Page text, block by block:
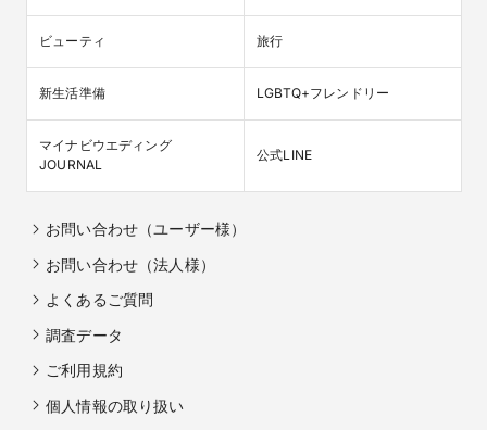
ビューティ 旅行
新生活準備 LGBTQ+フレンドリー
マイナビウエディング
JOURNAL
公式LINE
お問い合わせ（ユーザー様）
お問い合わせ（法人様）
よくあるご質問
調査データ
ご利用規約
個人情報の取り扱い